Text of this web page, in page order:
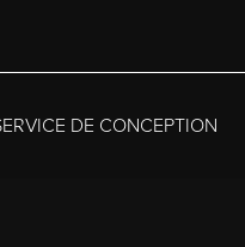
DE CONCEPTION